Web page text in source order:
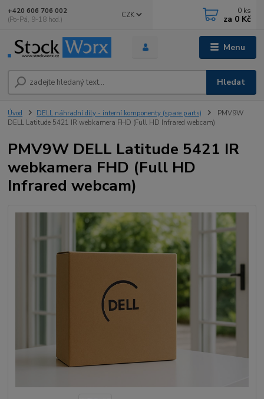
Menu
CZK
Hledat
+420 606 706 002
(Po-Pá, 9-18 hod.)
0 ks
za 0 Kč
Úvod DELL náhradní díly - interní komponenty (spare parts)
PMV9W
DELL Latitude 5421 IR webkamera FHD (Full HD Infrared webcam)
PMV9W DELL Latitude 5421 IR
webkamera FHD (Full HD
Infrared webcam)